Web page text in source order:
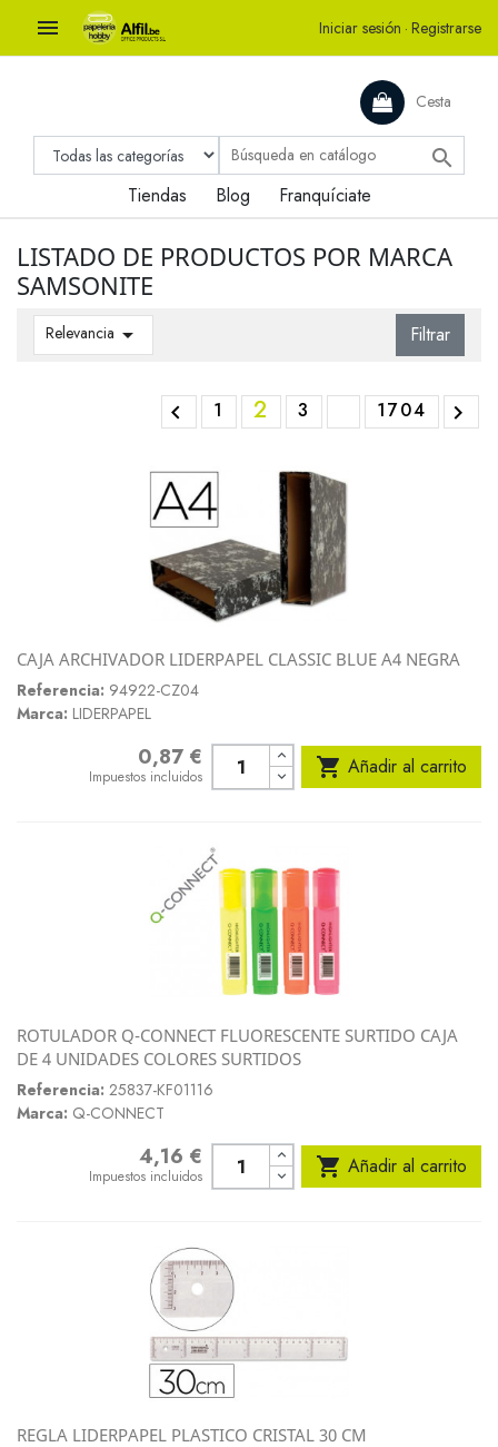
 Iniciar sesión · Registrarse
Cesta

Tiendas Blog Franquíciate
LISTADO DE PRODUCTOS POR MARCA
SAMSONITE
Relevancia  Filtrar
 1 2 3 1704 
CAJA ARCHIVADOR LIDERPAPEL CLASSIC BLUE A4 NEGRA
Referencia: 94922-CZ04
Marca: LIDERPAPEL
0,87 €
Impuestos incluidos  Añadir al carrito
ROTULADOR Q-CONNECT FLUORESCENTE SURTIDO CAJA
DE 4 UNIDADES COLORES SURTIDOS
Referencia: 25837-KF01116
Marca: Q-CONNECT
4,16 €
Impuestos incluidos  Añadir al carrito
REGLA LIDERPAPEL PLASTICO CRISTAL 30 CM